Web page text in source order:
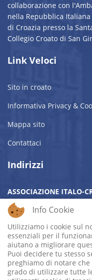
collaborazione con
nella Repubblica
di Croazia presso la
Collegio Croato di San
Link Veloci
Sito in croato
Informativa Privacy &
Mappa sito
Contattaci
Indirizzi
ASSOCIAZIONE ITALO-
SEDE LEGALE:
SEDE OPERATIVA:Sala
Imperatore, 3 - 00186
Mobile: Cell. +39 320
Email:info@aicro.org
Info Cookie
Utilizziamo i cookie sul
essenziali per il
aiutano a migliorare
Puoi decidere tu stesso
preghiamo di notare
grado di utilizzare tutte